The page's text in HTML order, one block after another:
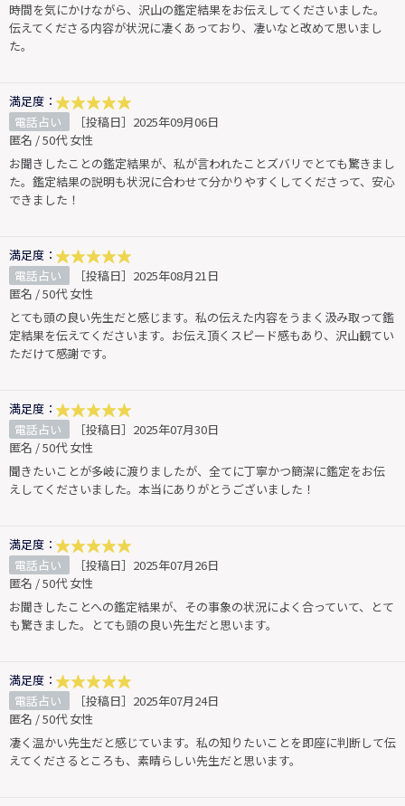
時間を気にかけながら、沢山の鑑定結果をお伝えしてくださいました。
伝えてくださる内容が状況に凄くあっており、凄いなと改めて思いまし
た。
満足度：
電話占い
［投稿日］2025年09月06日
匿名 / 50代 女性
お聞きしたことの鑑定結果が、私が言われたことズバリでとても驚きまし
た。鑑定結果の説明も状況に合わせて分かりやすくしてくださって、安心
できました！
満足度：
電話占い
［投稿日］2025年08月21日
匿名 / 50代 女性
とても頭の良い先生だと感じます。私の伝えた内容をうまく汲み取って鑑
定結果を伝えてくださいます。お伝え頂くスピード感もあり、沢山観てい
ただけて感謝です。
満足度：
電話占い
［投稿日］2025年07月30日
匿名 / 50代 女性
聞きたいことが多岐に渡りましたが、全てに丁寧かつ簡潔に鑑定をお伝
えしてくださいました。本当にありがとうございました！
満足度：
電話占い
［投稿日］2025年07月26日
匿名 / 50代 女性
お聞きしたことへの鑑定結果が、その事象の状況によく合っていて、とて
も驚きました。とても頭の良い先生だと思います。
満足度：
電話占い
［投稿日］2025年07月24日
匿名 / 50代 女性
凄く温かい先生だと感じています。私の知りたいことを即座に判断して伝
えてくださるところも、素晴らしい先生だと思います。